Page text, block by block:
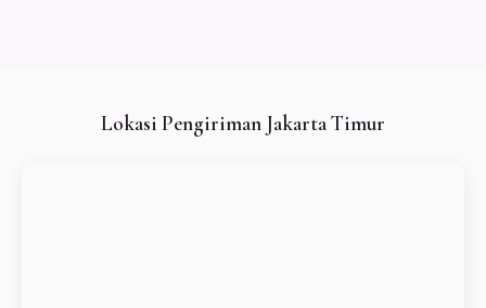
Lokasi Pengiriman Jakarta Timur